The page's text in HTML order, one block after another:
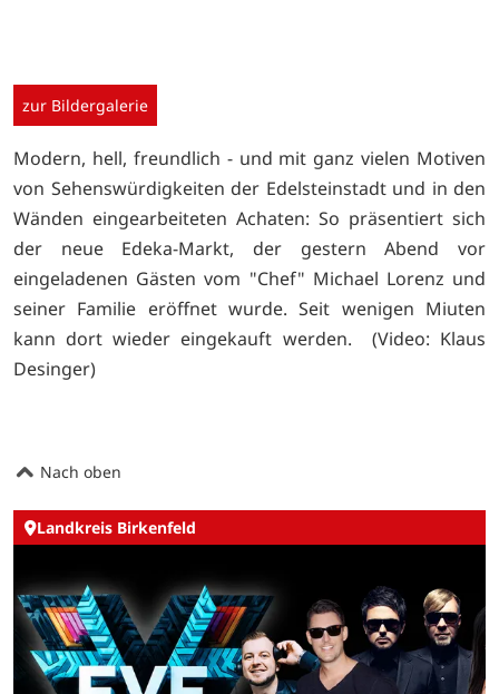
zur Bildergalerie
Modern, hell, freundlich - und mit ganz vielen Motiven
von Sehenswürdigkeiten der Edelsteinstadt und in den
Wänden eingearbeiteten Achaten: So präsentiert sich
der neue Edeka-Markt, der gestern Abend vor
eingeladenen Gästen vom "Chef" Michael Lorenz und
seiner Familie eröffnet wurde. Seit wenigen Miuten
kann dort wieder eingekauft werden. (Video: Klaus
Desinger)
Nach oben
Landkreis Birkenfeld